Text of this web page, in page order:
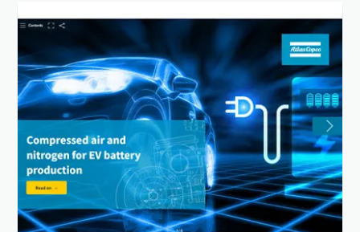
помощью пневматических конвейеров более
эффективным.
Подробнее